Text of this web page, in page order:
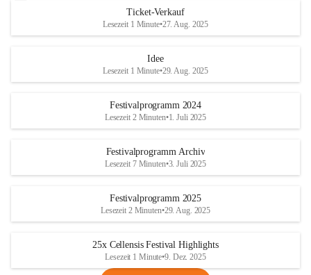
Ticket-Verkauf
Lesezeit 1 Minute•27. Aug. 2025
Idee
Lesezeit 1 Minute•29. Aug. 2025
Festivalprogramm 2024
Lesezeit 2 Minuten•1. Juli 2025
Festivalprogramm Archiv
Lesezeit 7 Minuten•3. Juli 2025
Festivalprogramm 2025
Lesezeit 2 Minuten•29. Aug. 2025
25x Cellensis Festival Highlights
Lesezeit 1 Minute•9. Dez. 2025